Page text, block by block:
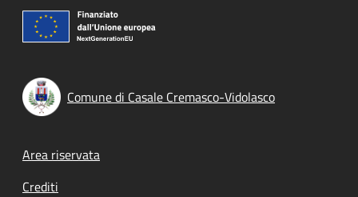
Comune di Casale Cremasco-Vidolasco
Footer menu
Area riservata
Crediti